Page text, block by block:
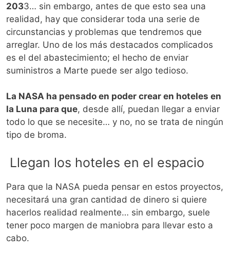
2033… sin embargo, antes de que esto sea una
realidad, hay que considerar toda una serie de
circunstancias y problemas que tendremos que
arreglar. Uno de los más destacados complicados
es el del abastecimiento; el hecho de enviar
suministros a Marte puede ser algo tedioso.
La NASA ha pensado en poder crear en hoteles en
la Luna para que, desde allí, puedan llegar a enviar
todo lo que se necesite… y no, no se trata de ningún
tipo de broma.
Llegan los hoteles en el espacio
Para que la NASA pueda pensar en estos proyectos,
necesitará una gran cantidad de dinero si quiere
hacerlos realidad realmente… sin embargo, suele
tener poco margen de maniobra para llevar esto a
cabo.